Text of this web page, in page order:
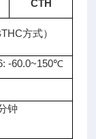
CTH
方式）
-60.0~150℃
钟